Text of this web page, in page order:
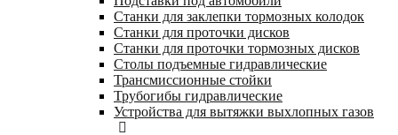
Станки для заклепки тормозных колодок
Станки для проточки дисков
Станки для проточки тормозных дисков
Столы подъемные гидравлические
Трансмиссионные стойки
Трубогибы гидравлические
Устройства для вытяжки выхлопных газов